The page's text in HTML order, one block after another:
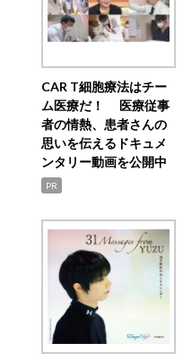
CAR T細胞療法はチー
ム医療だ！ 医療従事
者の情熱、患者さんの
思いを伝えるドキュメ
ンタリー動画を公開中
PR